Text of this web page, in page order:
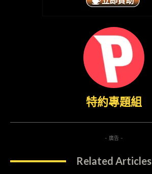
特約專題組
- 廣告 -
Related Articles